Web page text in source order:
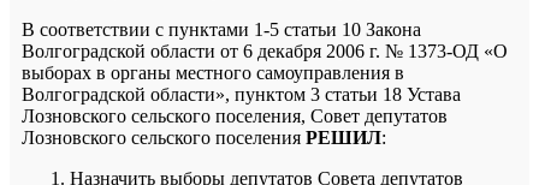
В соответствии с пунктами 1-5 статьи 10 Закона
Волгоградской области от 6 декабря 2006 г. № 1373-ОД «О
выборах в органы местного самоуправления в
Волгоградской области», пунктом 3 статьи 18 Устава
Лозновского сельского поселения, Совет депутатов
Лозновского сельского поселения РЕШИЛ:
Назначить выборы депутатов Совета депутатов